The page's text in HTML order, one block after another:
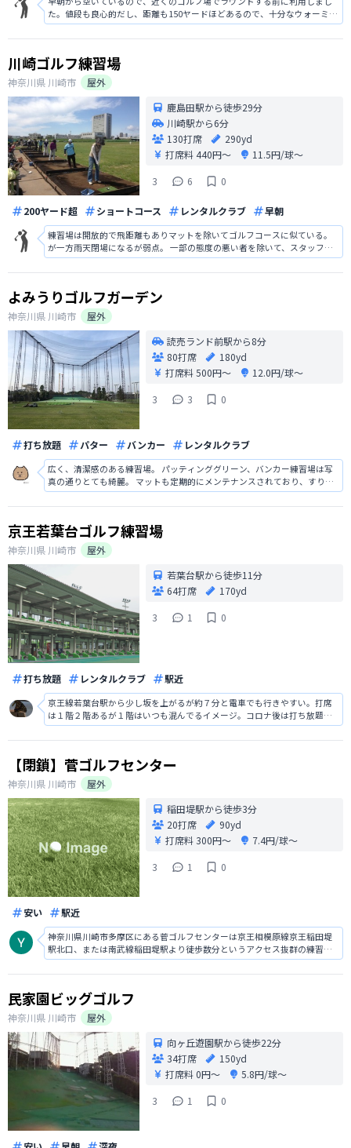
た。値段も良心的だし、距離も150ヤードほどあるので、十分なウォーミン
グアップができました。休日の昼間に行くと、いつも駐車場は混んでいま
す。
川崎ゴルフ練習場
神奈川県 川崎市
屋外
鹿島田駅から徒歩29分
川崎駅から6分
130打席
290yd
打席料440円〜
11.5円/球〜
3
6 0
200ヤード超 ショートコース レンタルクラブ 早朝
練習場は開放的で飛距離もありマットを除いてゴルフコースに似ている。
が一方雨天閉場になるが弱点。 一部の態度の悪い者を除いて、スタッフも
フレンドリー。 マナーの悪い客が群れて、球も打たずに騒いだり所構わず
喫煙するのが気になる。 喫煙所が打席の中央付近で、かつ囲いも無いの
よみうりゴルフガーデン
神奈川県 川崎市
屋外
読売ランド前駅から8分
80打席
180yd
打席料500円〜
12.0円/球〜
3
3 0
打ち放題 パター バンカー レンタルクラブ
広く、清潔感のある練習場。 パッティンググリーン、バンカー練習場は写
真の通りとても綺麗。 マットも定期的にメンテナンスされており、すり減
っている様子はなし。 よみうりランドの中にあるため、初めて行く時は戸
惑います。 駐車場の料金所を抜けて一番奥まで進むと練習場にたどりつく
京王若葉台ゴルフ練習場
神奈川県 川崎市
屋外
若葉台駅から徒歩11分
64打席
170yd
3
1 0
打ち放題 レンタルクラブ 駅近
京王線若葉台駅から少し坂を上がるが約７分と電車でも行きやすい。打席
は１階２階あるが１階はいつも混んでるイメージ。コロナ後は打ち放題だ
けの運営で平日は１時間１５００円、２時間２１００円ですが、距離が１
７０Ｙで場所柄割高感あり。また従業員も少なく愛想も悪い。ショップも
【閉鎖】菅ゴルフセンター
神奈川県 川崎市
屋外
稲田堤駅から徒歩3分
20打席
90yd
打席料300円〜
7.4円/球〜
3
1 0
安い 駅近
神奈川県川崎市多摩区にある菅ゴルフセンターは京王相模原線京王稲田堤
駅北口、または南武線稲田堤駅より徒歩数分というアクセス抜群の練習場
です。地元に根付いた練習場の雰囲気でアットホームな感じです。打席は1
階と2階に分かれ、使用料は300円でボールは1カゴ45球で500円（1球あた
民家園ビッグゴルフ
神奈川県 川崎市
屋外
向ヶ丘遊園駅から徒歩22分
34打席
150yd
打席料0円〜
5.8円/球〜
3
1 0